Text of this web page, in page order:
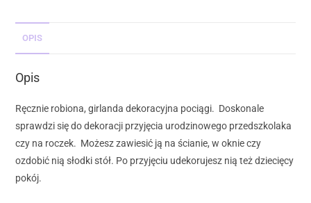
OPIS
Opis
Ręcznie robiona, girlanda dekoracyjna pociągi. Doskonale
sprawdzi się do dekoracji przyjęcia urodzinowego przedszkolaka
czy na roczek. Możesz zawiesić ją na ścianie, w oknie czy
ozdobić nią słodki stół. Po przyjęciu udekorujesz nią też dziecięcy
pokój.